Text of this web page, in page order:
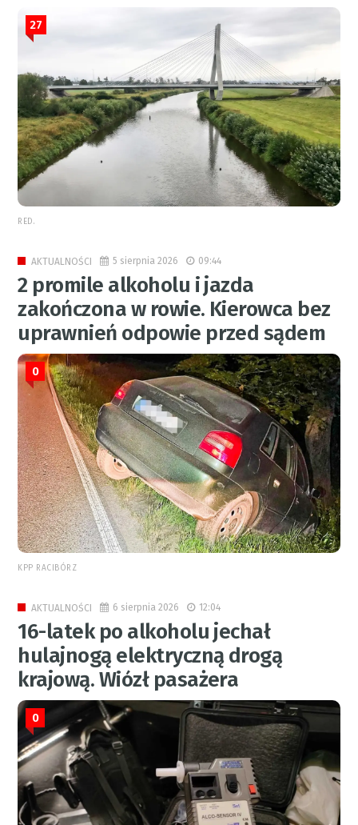
27
RED.
AKTUALNOŚCI 5 sierpnia 2026 09:44
2 promile alkoholu i jazda
zakończona w rowie. Kierowca bez
uprawnień odpowie przed sądem
0
KPP RACIBÓRZ
AKTUALNOŚCI 6 sierpnia 2026 12:04
16-latek po alkoholu jechał
hulajnogą elektryczną drogą
krajową. Wiózł pasażera
0